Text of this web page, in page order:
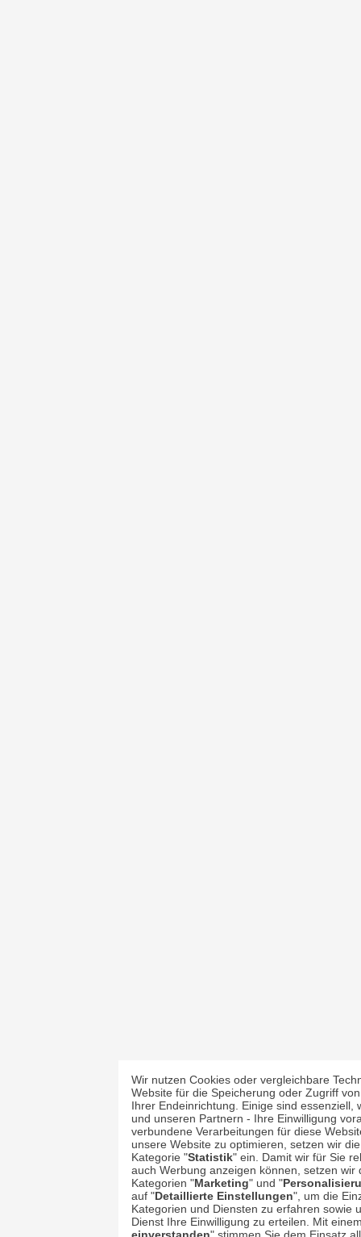
Wir nutzen Cookies oder vergleichbare
Website für die Speicherung oder Zugriff
Ihrer Endeinrichtung. Einige sind essenziell,
und unseren Partnern - Ihre Einwilligung
verbundene Verarbeitungen für diese
unsere Website zu optimieren, setzen wir
Kategorie "Statistik" ein. Damit wir für Sie
auch Werbung anzeigen können, setzen wir
Kategorien "Marketing" und "
auf "Detaillierte Einstellungen", um die
Kategorien und Diensten zu erfahren sowie
Dienst Ihre Einwilligung zu erteilen. Mit